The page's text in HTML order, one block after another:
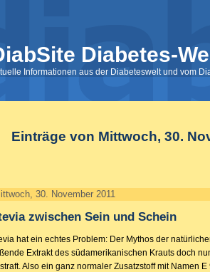
Diabetes-
Informationen aus der Diabeteswelt und vom
Einträge von Mittwoch, 30.
30. November 2011
zwischen Sein und Schein
hat ein echtes Problem: Der Mythos der
Extrakt des südamerikanischen Krauts doch
Also ein ganz normaler Zusatzstoff mit Namen